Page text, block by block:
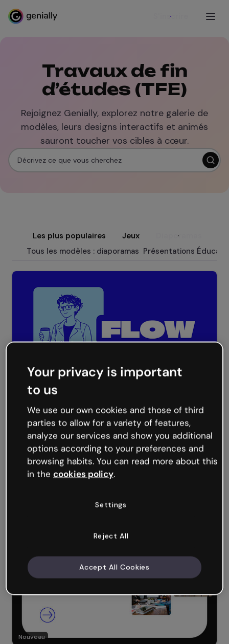
S'inscrire
Travaux de fin
d’études (TFE)
Rejoignez Genially, explorez notre galerie de
modèles, leurs designs interactifs et animés
sauront toucher vos cibles à cœur.
Les plus populaires Jeux Diaporamas
Tous les modèles : diaporamas Présentations
Présentation Flow
Nouveau
Your privacy is important
to us
We use our own cookies and those of third
parties to allow for a variety of features,
analyze our services and show you additional
options according to your preferences and
browsing habits. You can read more about this
in the cookies policy.
Settings
Reject All
Accept All Cookies